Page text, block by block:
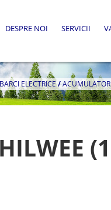
DESPRE NOI SERVICII
BARCI ELECTRICE/